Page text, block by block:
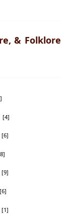
& Folklore
[4]
[6]
[9]
[6]
[1]